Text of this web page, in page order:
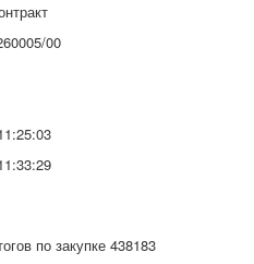
00
по закупке 438183